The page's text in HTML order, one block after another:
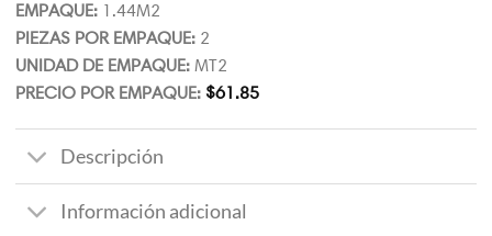
EMPAQUE: 1.44M2
PIEZAS POR EMPAQUE: 2
UNIDAD DE EMPAQUE: MT2
PRECIO POR EMPAQUE: $61.85
Descripción
Información adicional